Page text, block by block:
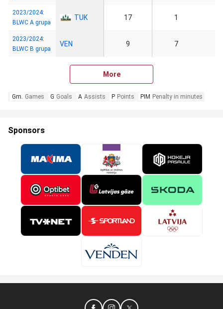
2023/2024:
BLWC A grupa
TUK 17 1
2023/2024:
BLWC B grupa
VEN 9 7
More
Gm. Games G Goals A Assists P Points PIM Penalty in minutes
Sponsors